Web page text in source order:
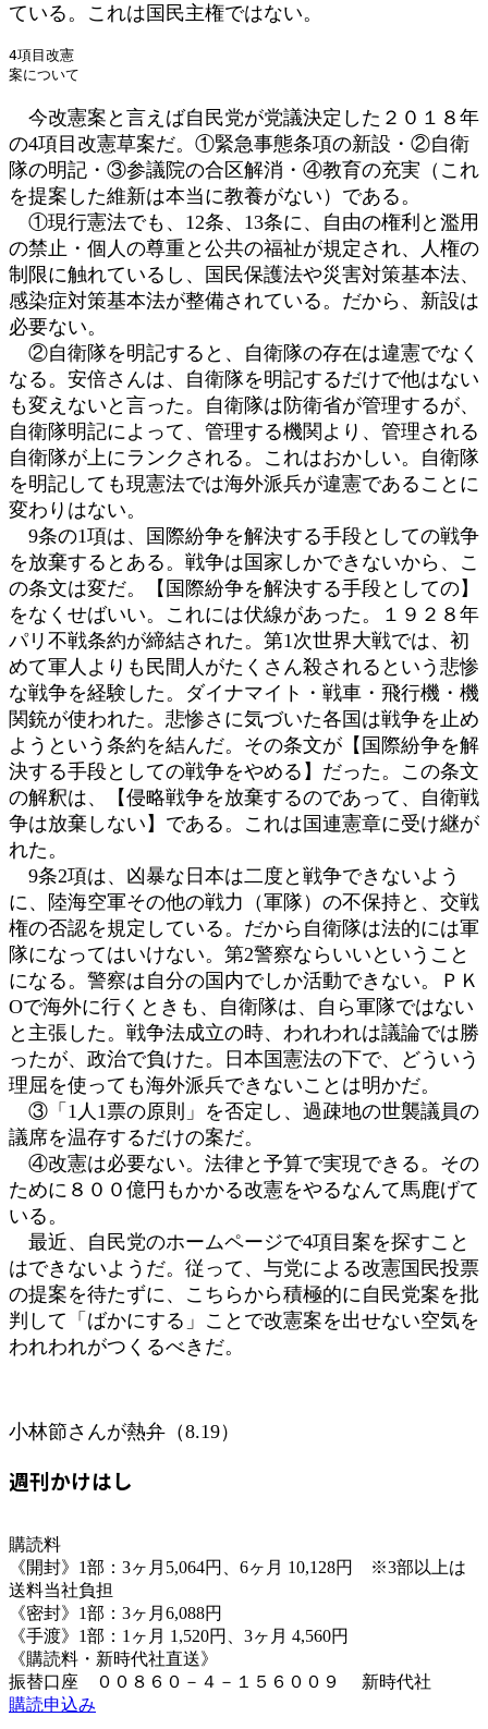
ている。これは国民主権ではない。
4項目改憲
案について
今改憲案と言えば自民党が党議決定した２０１８年
の4項目改憲草案だ。①緊急事態条項の新設・②自衛
隊の明記・③参議院の合区解消・④教育の充実（これ
を提案した維新は本当に教養がない）である。
①現行憲法でも、12条、13条に、自由の権利と濫用
の禁止・個人の尊重と公共の福祉が規定され、人権の
制限に触れているし、国民保護法や災害対策基本法、
感染症対策基本法が整備されている。だから、新設は
必要ない。
②自衛隊を明記すると、自衛隊の存在は違憲でなく
なる。安倍さんは、自衛隊を明記するだけで他はない
も変えないと言った。自衛隊は防衛省が管理するが、
自衛隊明記によって、管理する機関より、管理される
自衛隊が上にランクされる。これはおかしい。自衛隊
を明記しても現憲法では海外派兵が違憲であることに
変わりはない。
9条の1項は、国際紛争を解決する手段としての戦争
を放棄するとある。戦争は国家しかできないから、こ
の条文は変だ。【国際紛争を解決する手段としての】
をなくせばいい。これには伏線があった。１９２８年
パリ不戦条約が締結された。第1次世界大戦では、初
めて軍人よりも民間人がたくさん殺されるという悲惨
な戦争を経験した。ダイナマイト・戦車・飛行機・機
関銃が使われた。悲惨さに気づいた各国は戦争を止め
ようという条約を結んだ。その条文が【国際紛争を解
決する手段としての戦争をやめる】だった。この条文
の解釈は、【侵略戦争を放棄するのであって、自衛戦
争は放棄しない】である。これは国連憲章に受け継が
れた。
9条2項は、凶暴な日本は二度と戦争できないよう
に、陸海空軍その他の戦力（軍隊）の不保持と、交戦
権の否認を規定している。だから自衛隊は法的には軍
隊になってはいけない。第2警察ならいいということ
になる。警察は自分の国内でしか活動できない。ＰＫ
Оで海外に行くときも、自衛隊は、自ら軍隊ではない
と主張した。戦争法成立の時、われわれは議論では勝
ったが、政治で負けた。日本国憲法の下で、どういう
理屈を使っても海外派兵できないことは明かだ。
③「1人1票の原則」を否定し、過疎地の世襲議員の
議席を温存するだけの案だ。
④改憲は必要ない。法律と予算で実現できる。その
ために８００億円もかかる改憲をやるなんて馬鹿げて
いる。
最近、自民党のホームページで4項目案を探すこと
はできないようだ。従って、与党による改憲国民投票
の提案を待たずに、こちらから積極的に自民党案を批
判して「ばかにする」ことで改憲案を出せない空気を
われわれがつくるべきだ。
小林節さんが熱弁（8.19）
週刊かけはし
購読料
《開封》1部：3ヶ月5,064円、6ヶ月 10,128円 ※3部以上は
送料当社負担
《密封》1部：3ヶ月6,088円
《手渡》1部：1ヶ月 1,520円、3ヶ月 4,560円
《購読料・新時代社直送》
振替口座 ００８６０－４－１５６００９ 新時代社
購読申込み